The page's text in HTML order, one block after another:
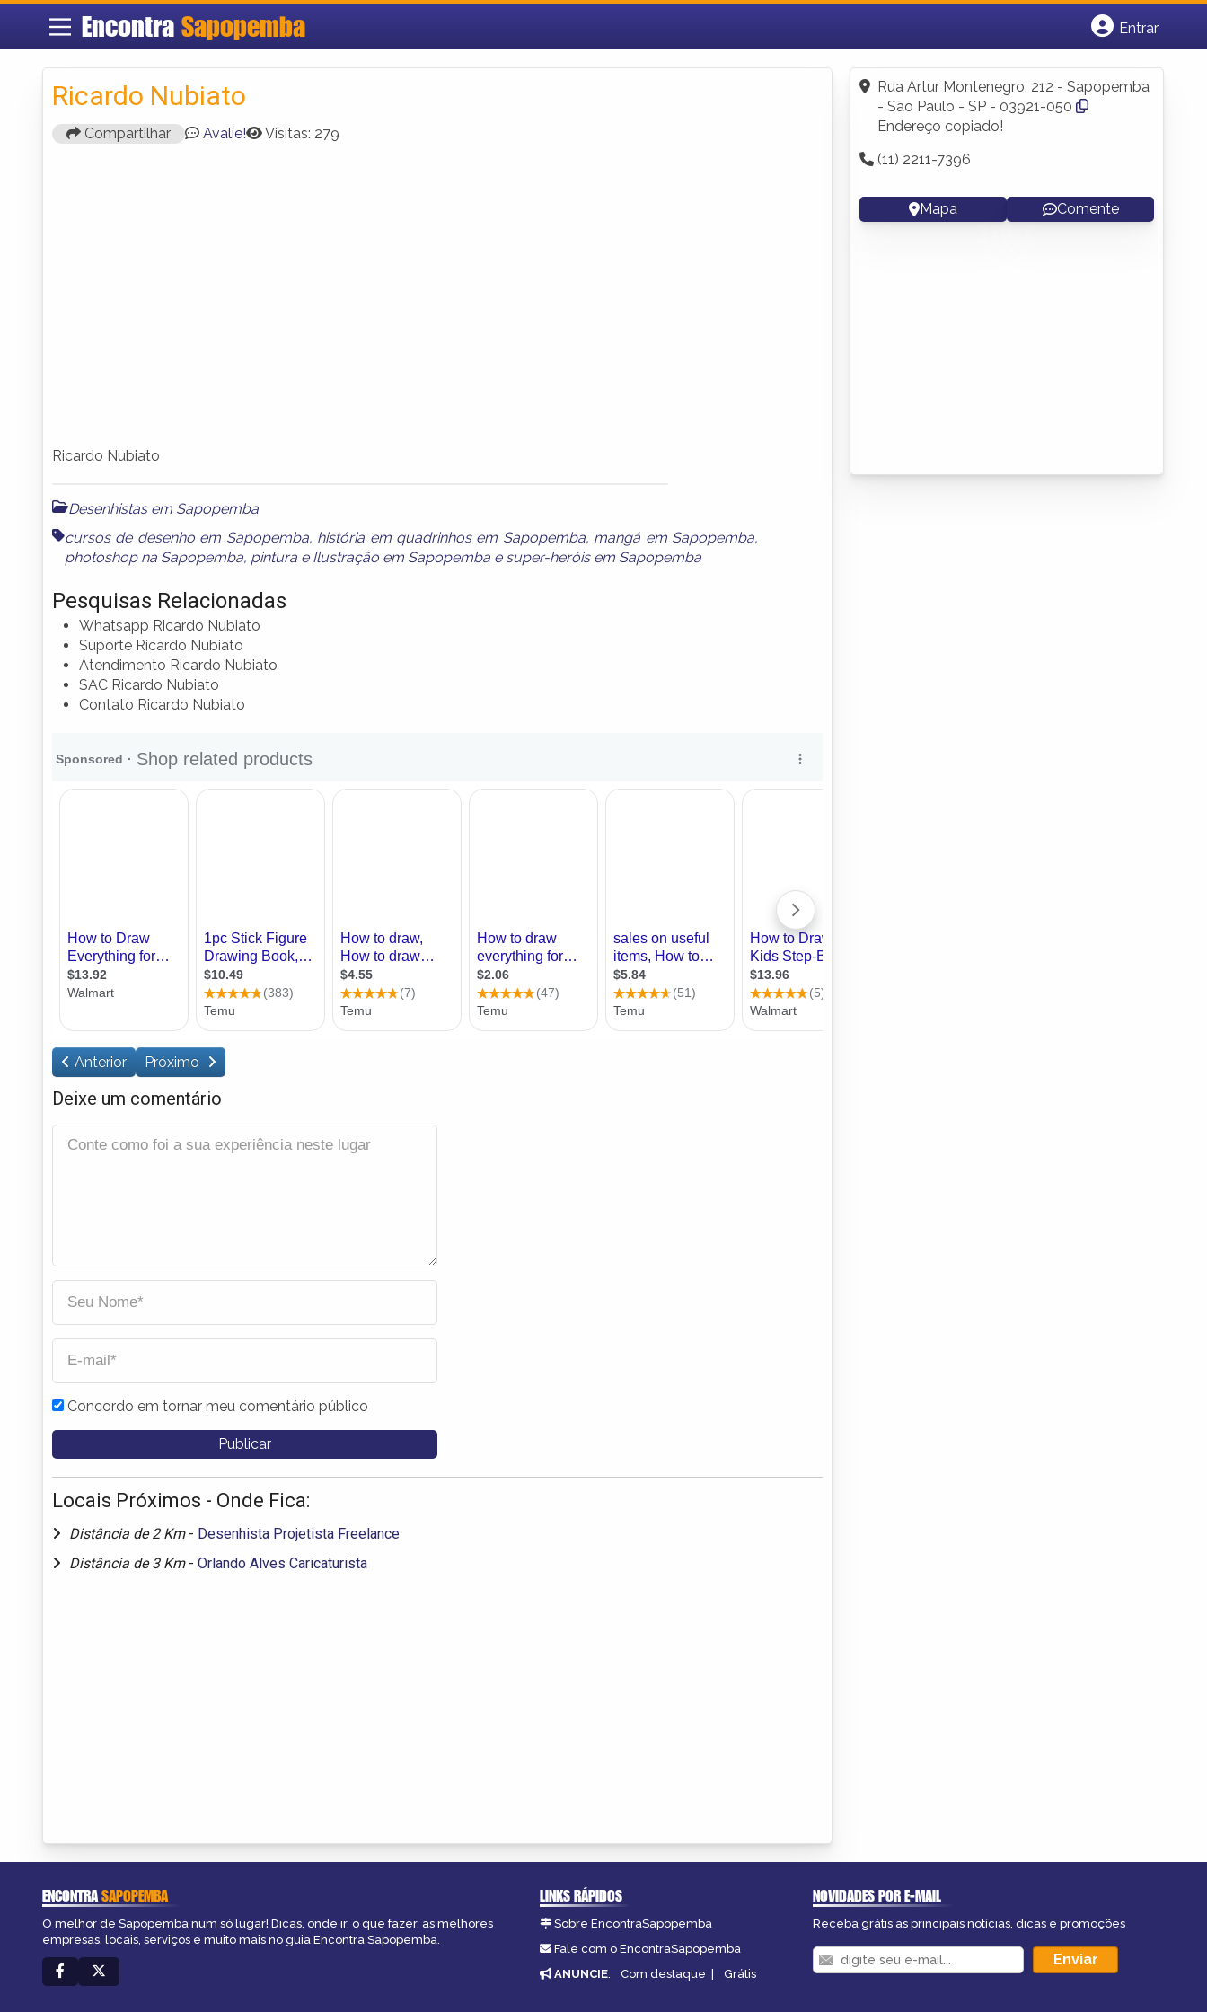
Encontra Sapopemba
Entrar
Fazer login
Criar conta
Ricardo Nubiato
Compartilhar Avalie! Visitas: 279
Ricardo Nubiato
Desenhistas em Sapopemba
cursos de desenho em Sapopemba, história em quadrinhos em Sapopemba, mangá em Sapopemba,
photoshop na Sapopemba, pintura e Ilustração em Sapopemba e super-heróis em Sapopemba
Pesquisas Relacionadas
Whatsapp Ricardo Nubiato
Suporte Ricardo Nubiato
Atendimento Ricardo Nubiato
SAC Ricardo Nubiato
Contato Ricardo Nubiato
Anterior Próximo
Deixe um comentário
Concordo em tornar meu comentário público
Locais Próximos - Onde Fica:
Distância de 2 Km - Desenhista Projetista Freelance
Distância de 3 Km - Orlando Alves Caricaturista
Rua Artur Montenegro, 212 - Sapopemba
- São Paulo - SP - 03921-050
Endereço copiado!
(11) 2211-7396
Mapa Comente
ENCONTRASAPOPEMBA
O melhor de Sapopemba num só lugar! Dicas, onde ir, o que fazer, as melhores
empresas, locais, serviços e muito mais no guia Encontra Sapopemba.
LINKS RÁPIDOS
Sobre EncontraSapopemba
Fale com o EncontraSapopemba
ANUNCIE: Com destaque | Grátis
NOVIDADES POR E-MAIL
Receba grátis as principais notícias, dicas e promoções